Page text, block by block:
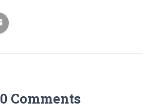
0 Comments